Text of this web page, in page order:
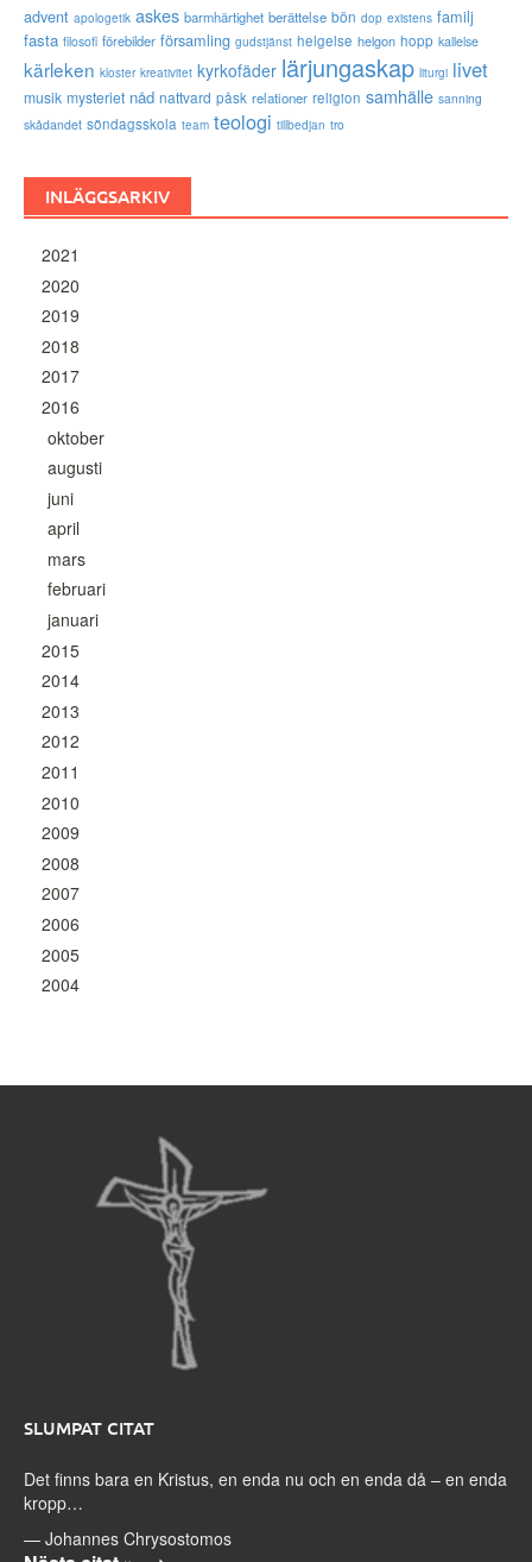
advent apologetik askes barmhärtighet berättelse bön dop existens familj
fasta filosofi förebilder församling gudstjänst helgelse helgon hopp kallelse
kärleken kloster kreativitet kyrkofäder lärjungaskap liturgi livet
musik mysteriet nåd nattvard påsk relationer religion samhälle sanning
skådandet söndagsskola team teologi tillbedjan tro
INLÄGGSARKIV
2021
2020
2019
2018
2017
2016
oktober
augusti
juni
april
mars
februari
januari
2015
2014
2013
2012
2011
2010
2009
2008
2007
2006
2005
2004
SLUMPAT CITAT
Det finns bara en Kristus, en enda nu och en enda då – en enda
kropp…
— Johannes Chrysostomos